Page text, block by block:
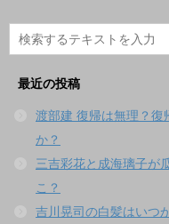
最近の投稿
渡部建 復帰は無理？
か？
三吉彩花と成海璃子が
こ？
吉川晃司の白髪はいつ